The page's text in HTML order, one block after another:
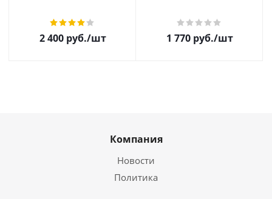
2 400руб./шт 1 770руб./шт
Компания
Новости
Политика